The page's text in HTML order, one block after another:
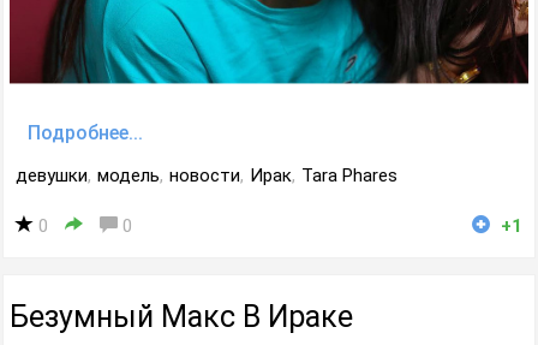
Подробнее...
девушки, модель, новости, Ирак, Tara Phares
0 0 +1
Безумный Макс В Ираке